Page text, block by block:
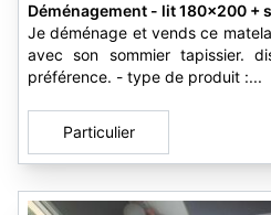
Déménagement - lit 180x200 +
Je déménage et vends ce
avec son sommier tapissier.
préférence. - type de produit :...
Particulier